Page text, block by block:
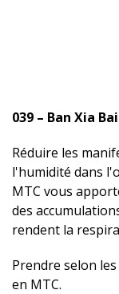
039 – Ban Xia
Réduire les
l'humidité dans
MTC vous
des
rendent la
Prendre selon
en MTC.